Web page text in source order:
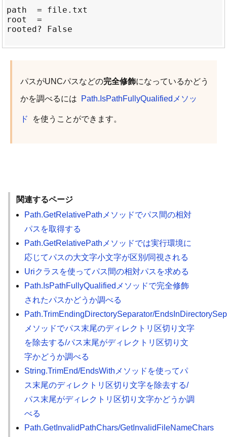
path  = file.txt
root  =
rooted? False
パスがUNCパスなどの完全修飾になっているかどう
かを調べるには
Path.IsPathFullyQualifiedメソッ
ド を使うことができます。
関連するページ
Path.GetRelativePathメソッドでパス間の相対
パスを取得する
Path.GetRelativePathメソッドでは実行環境に
応じてパスの大文字小文字が区別/同視される
Uriクラスを使ってパス間の相対パスを求める
Path.IsPathFullyQualifiedメソッドで完全修飾
されたパスかどうか調べる
Path.TrimEndingDirectorySeparator/
メソッドでパス末尾のディレクトリ区切り文字
を除去する/パス末尾がディレクトリ区切り文
字かどうか調べる
String.TrimEnd/EndsWithメソッドを使ってパ
ス末尾のディレクトリ区切り文字を除去する/
パス末尾がディレクトリ区切り文字かどうか調
べる
Path.GetInvalidPathChars/GetInvalidFileNameChars